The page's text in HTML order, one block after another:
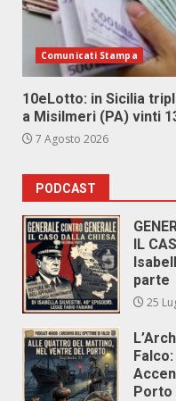
Comunicati Stampa
10eLotto: in Sicilia
a Misilmeri (PA) vinti
7 Agosto 2026
PODCAST
IL
parte
25
Porto